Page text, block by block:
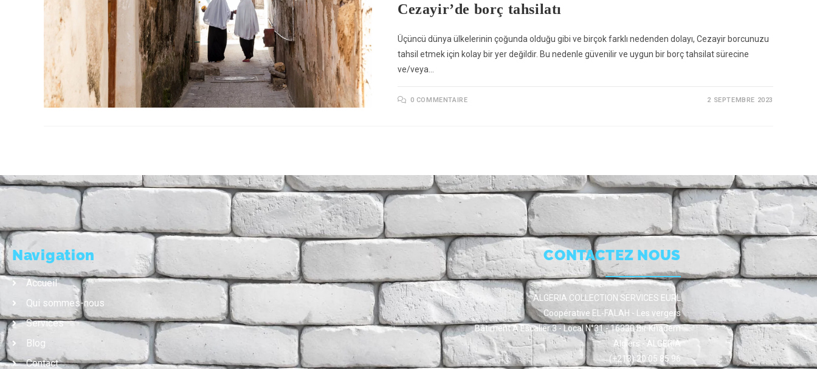
Cezayir’de borç tahsilatı
Üçüncü dünya ülkelerinin çoğunda olduğu gibi ve birçok farklı nedenden dolayı, Cezayir borcunuzu
tahsil etmek için kolay bir yer değildir. Bu nedenle güvenilir ve uygun bir borç tahsilat sürecine
ve/veya…
0 COMMENTAIRE 2 SEPTEMBRE 2023
Navigation
Accueil
Qui sommes-nous
Services
Blog
Contact
CONTACTEZ NOUS
ALGERIA COLLECTION SERVICES EURL
Coopérative EL-FALAH - Les vergers
Bâtiment A Escalier 3 - Local N°31 - 16330 Bir Khadem
Algiers - ALGERIA
(+213) 20 05 85 96